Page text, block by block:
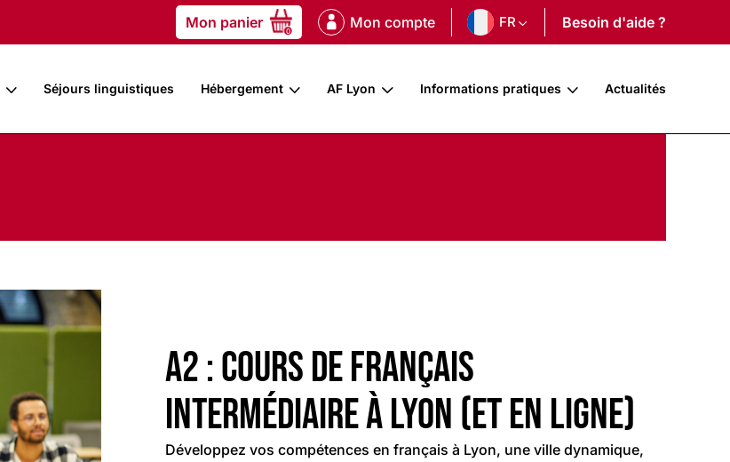
Mon panier 0 Mon compte FR Besoin d'aide ?
Séjours linguistiques Hébergement AF Lyon Informations pratiques Actualités
A2 : cours de français
intermédiaire à Lyon (et en ligne)
Développez vos compétences en français à Lyon, une ville dynamique,